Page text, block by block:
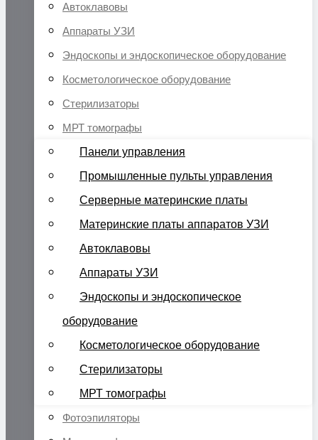
Автоклавовы
Аппараты УЗИ
Эндоскопы и эндоскопическое оборудование
Косметологическое оборудование
Стерилизаторы
МРТ томографы
Панели управления
Промышленные пульты управления
Серверные материнские платы
Материнские платы аппаратов УЗИ
Автоклавовы
Аппараты УЗИ
Эндоскопы и эндоскопическое
оборудование
Косметологическое оборудование
Стерилизаторы
МРТ томографы
Фотоэпиляторы